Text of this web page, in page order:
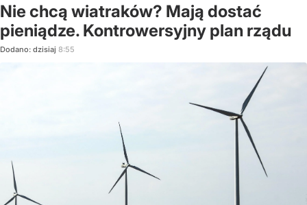
Nie chcą wiatraków? Mają dostać
pieniądze. Kontrowersyjny plan rządu
Dodano: dzisiaj 8:55